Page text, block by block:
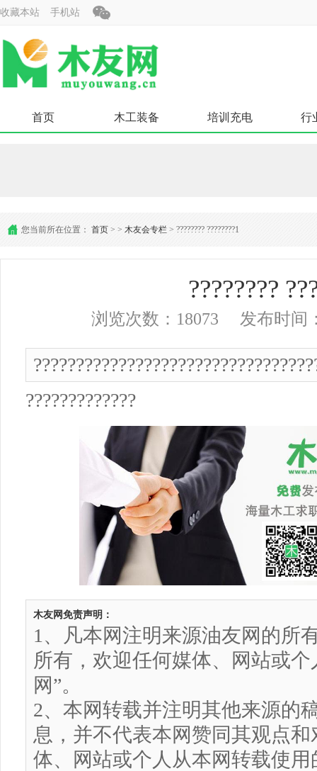
收藏本站 手机站
首页 木工装备 培训充电 行
您当前所在位置： 首页 > > 木友会专栏 > ???????? ????????1
????????
浏览次数：18073 发布时
?????????????
木友网免责声明：
1、凡本网注明来源油友网的所
所有，欢迎任何媒体、网站或
网”。
2、本网转载并注明其他来源的
息，并不代表本网赞同其观点
体、网站或个人从本网转载使